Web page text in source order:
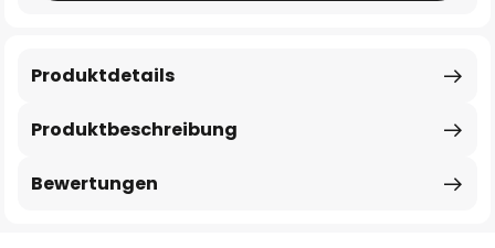
Produktbeschreibung
Produktdetails
Bewertungen